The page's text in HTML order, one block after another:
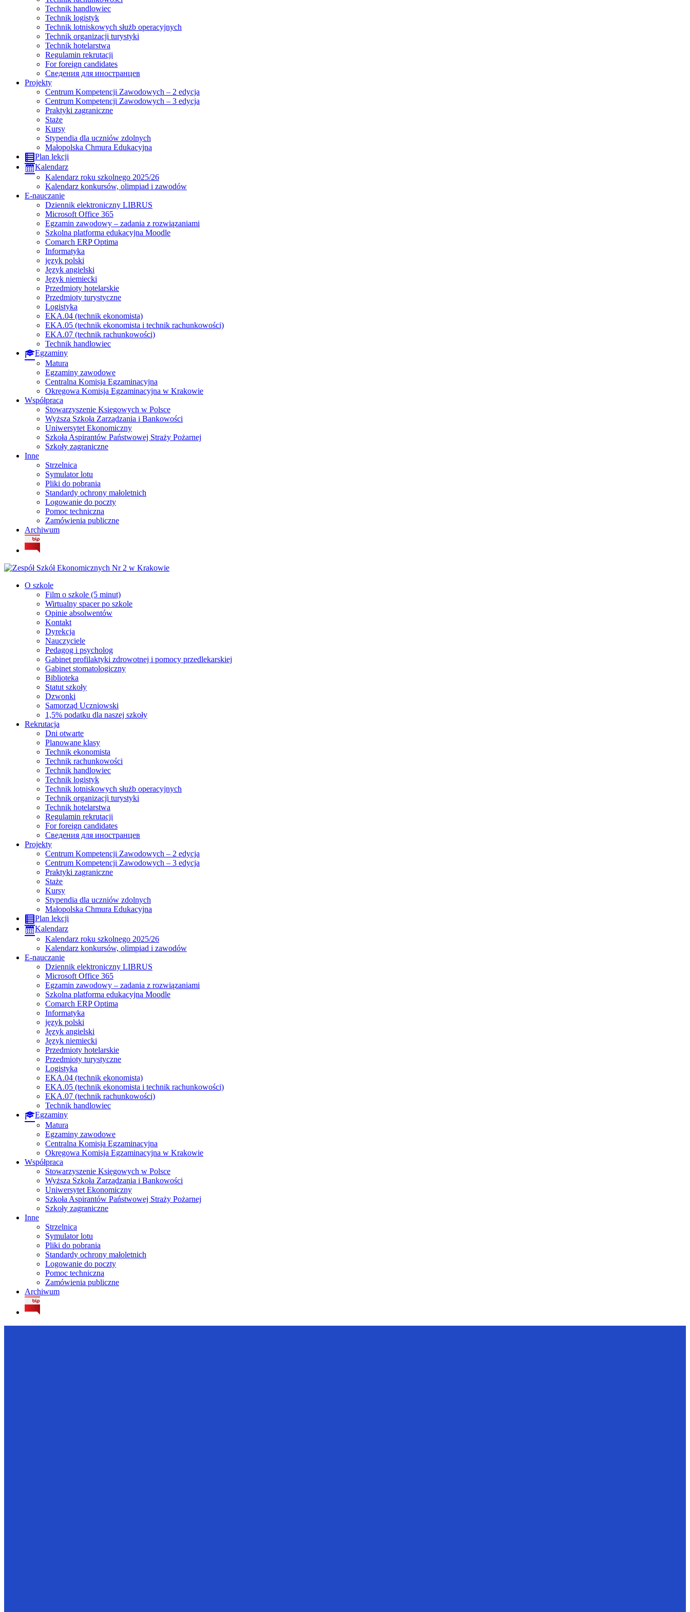
Technik handlowiec
Technik logistyk
Technik lotniskowych służb operacyjnych
Technik organizacji turystyki
Technik hotelarstwa
Regulamin rekrutacji
For foreign candidates
Сведения для иностранцев
Projekty
Centrum Kompetencji Zawodowych – 2 edycja
Centrum Kompetencji Zawodowych – 3 edycja
Praktyki zagraniczne
Staże
Kursy
Stypendia dla uczniów zdolnych
Małopolska Chmura Edukacyjna
Plan lekcji
Kalendarz
Kalendarz roku szkolnego 2025/26
Kalendarz konkursów, olimpiad i zawodów
E-nauczanie
Dziennik elektroniczny LIBRUS
Microsoft Office 365
Egzamin zawodowy – zadania z rozwiązaniami
Szkolna platforma edukacyjna Moodle
Comarch ERP Optima
Informatyka
język polski
Język angielski
Język niemiecki
Przedmioty hotelarskie
Przedmioty turystyczne
Logistyka
EKA.04 (technik ekonomista)
EKA.05 (technik ekonomista i technik rachunkowości)
EKA.07 (technik rachunkowości)
Technik handlowiec
Egzaminy
Matura
Egzaminy zawodowe
Centralna Komisja Egzaminacyjna
Okręgowa Komisja Egzaminacyjna w Krakowie
Współpraca
Stowarzyszenie Księgowych w Polsce
Wyższa Szkoła Zarządzania i Bankowości
Uniwersytet Ekonomiczny
Szkoła Aspirantów Państwowej Straży Pożarnej
Szkoły zagraniczne
Inne
Strzelnica
Symulator lotu
Pliki do pobrania
Standardy ochrony małoletnich
Logowanie do poczty
Pomoc techniczna
Zamówienia publiczne
Archiwum
O szkole
Film o szkole (5 minut)
Wirtualny spacer po szkole
Opinie absolwentów
Kontakt
Dyrekcja
Nauczyciele
Pedagog i psycholog
Gabinet profilaktyki zdrowotnej i pomocy przedlekarskiej
Gabinet stomatologiczny
Biblioteka
Statut szkoły
Dzwonki
Samorząd Uczniowski
1,5% podatku dla naszej szkoły
Rekrutacja
Dni otwarte
Planowane klasy
Technik ekonomista
Technik rachunkowości
Technik handlowiec
Technik logistyk
Technik lotniskowych służb operacyjnych
Technik organizacji turystyki
Technik hotelarstwa
Regulamin rekrutacji
For foreign candidates
Сведения для иностранцев
Projekty
Centrum Kompetencji Zawodowych – 2 edycja
Centrum Kompetencji Zawodowych – 3 edycja
Praktyki zagraniczne
Staże
Kursy
Stypendia dla uczniów zdolnych
Małopolska Chmura Edukacyjna
Plan lekcji
Kalendarz
Kalendarz roku szkolnego 2025/26
Kalendarz konkursów, olimpiad i zawodów
E-nauczanie
Dziennik elektroniczny LIBRUS
Microsoft Office 365
Egzamin zawodowy – zadania z rozwiązaniami
Szkolna platforma edukacyjna Moodle
Comarch ERP Optima
Informatyka
język polski
Język angielski
Język niemiecki
Przedmioty hotelarskie
Przedmioty turystyczne
Logistyka
EKA.04 (technik ekonomista)
EKA.05 (technik ekonomista i technik rachunkowości)
EKA.07 (technik rachunkowości)
Technik handlowiec
Egzaminy
Matura
Egzaminy zawodowe
Centralna Komisja Egzaminacyjna
Okręgowa Komisja Egzaminacyjna w Krakowie
Współpraca
Stowarzyszenie Księgowych w Polsce
Wyższa Szkoła Zarządzania i Bankowości
Uniwersytet Ekonomiczny
Szkoła Aspirantów Państwowej Straży Pożarnej
Szkoły zagraniczne
Inne
Strzelnica
Symulator lotu
Pliki do pobrania
Standardy ochrony małoletnich
Logowanie do poczty
Pomoc techniczna
Zamówienia publiczne
Archiwum